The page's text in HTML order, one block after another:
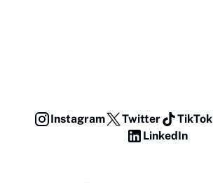
Instagram Twitter TikTok
LinkedIn